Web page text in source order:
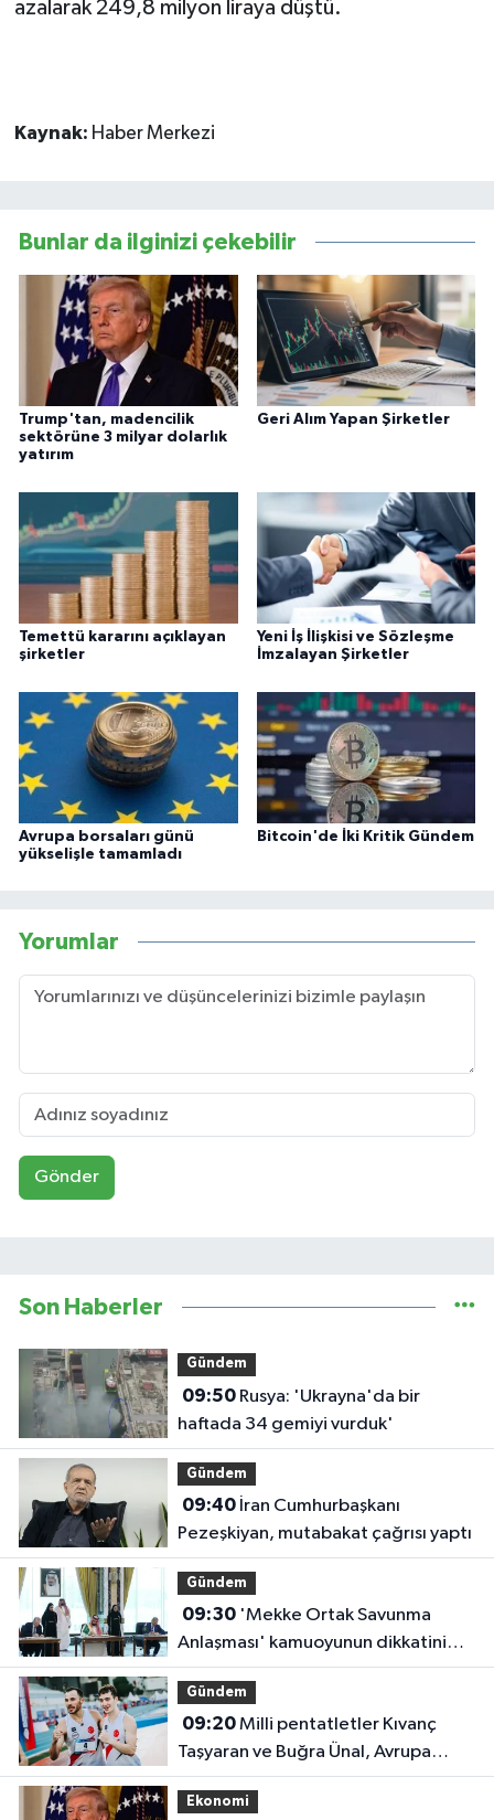
azalarak 249,8 milyon liraya düştü.
Kaynak: Haber Merkezi
Bunlar da ilginizi çekebilir
Trump'tan, madencilik
sektörüne 3 milyar dolarlık
yatırım
Geri Alım Yapan Şirketler
Temettü kararını açıklayan
şirketler
Yeni İş İlişkisi ve Sözleşme
İmzalayan Şirketler
Avrupa borsaları günü
yükselişle tamamladı
Bitcoin'de İki Kritik Gündem
Yorumlar
Gönder
Son Haberler
Gündem
09:50Rusya: 'Ukrayna'da bir
haftada 34 gemiyi vurduk'
Gündem
09:40İran Cumhurbaşkanı
Pezeşkiyan, mutabakat çağrısı yaptı
Gündem
09:30'Mekke Ortak Savunma
Anlaşması' kamuoyunun dikkatini
çekti
Gündem
09:20Milli pentatletler Kıvanç
Taşyaran ve Buğra Ünal, Avrupa
Şampiyonası'nda finalde!
Ekonomi